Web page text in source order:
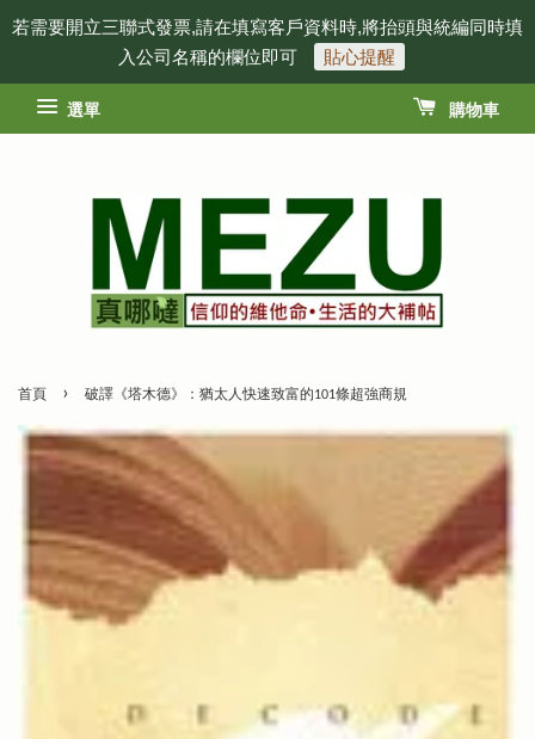
若需要開立三聯式發票,請在填寫客戶資料時,將抬頭與統編同時填
入公司名稱的欄位即可
貼心提醒
選單 購物車
首頁 › 破譯《塔木德》：猶太人快速致富的101條超強商規